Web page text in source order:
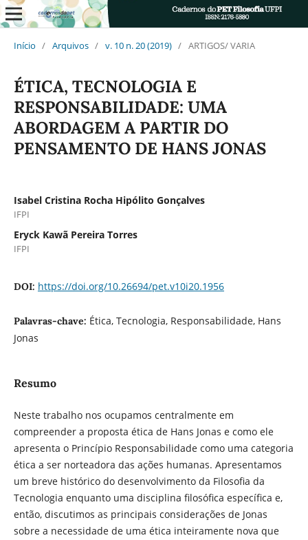
Início / Arquivos / v. 10 n. 20 (2019) / ARTIGOS/ VARIA
ÉTICA, TECNOLOGIA E
RESPONSABILIDADE: UMA
ABORDAGEM A PARTIR DO
PENSAMENTO DE HANS JONAS
Isabel Cristina Rocha Hipólito Gonçalves
IFPI
Eryck Kawã Pereira Torres
IFPI
DOI: https://doi.org/10.26694/pet.v10i20.1956
Palavras-chave: Ética, Tecnologia, Responsabilidade, Hans
Jonas
Resumo
Neste trabalho nos ocupamos centralmente em
compreender a proposta ética de Hans Jonas e como ele
apresenta o Princípio Responsabilidade como uma categoria
ética a ser norteadora das ações humanas. Apresentamos
um breve histórico do desenvolvimento da Filosofia da
Tecnologia enquanto uma disciplina filosófica específica e,
então, discutimos as principais considerações de Jonas
sobre a necessidade de uma ética inteiramente nova que